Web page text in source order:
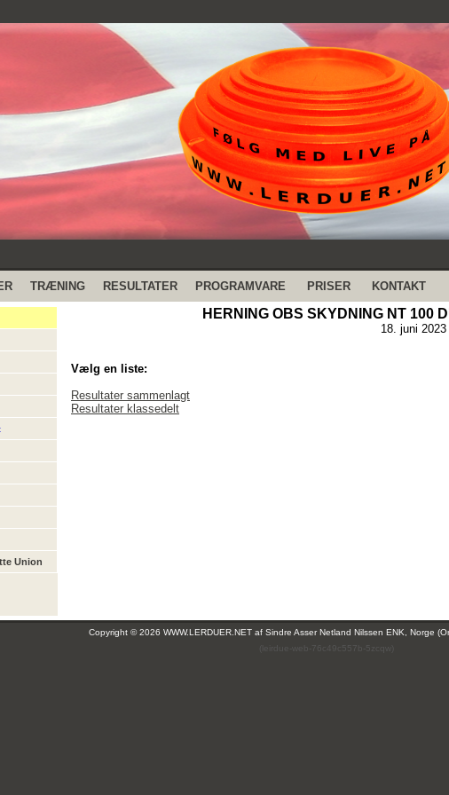
TRÆNING RESULTATER PROGRAMVARE PRISER KONTAKT
Union
HERNING OBS SKYDNING NT 100
18. juni 2023
Vælg en liste:
Resultater sammenlagt
Resultater klassedelt
Copyright © 2026 WWW.LERDUER.NET af Sindre Asser Netland Nilssen ENK, Norge
(leirdue-web-76c49c557b-5zcqw)